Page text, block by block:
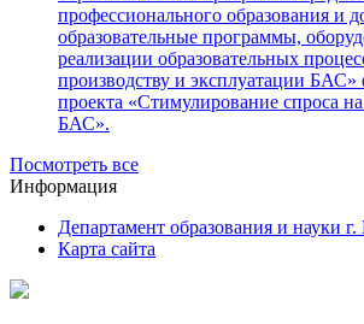
профессионального образования и
образовательные программы,
реализации образовательных
производству и эксплуатации БАС»
проекта «Стимулирование спроса
БАС».
Посмотреть все
Информация
Департамент образования и науки
Карта сайта